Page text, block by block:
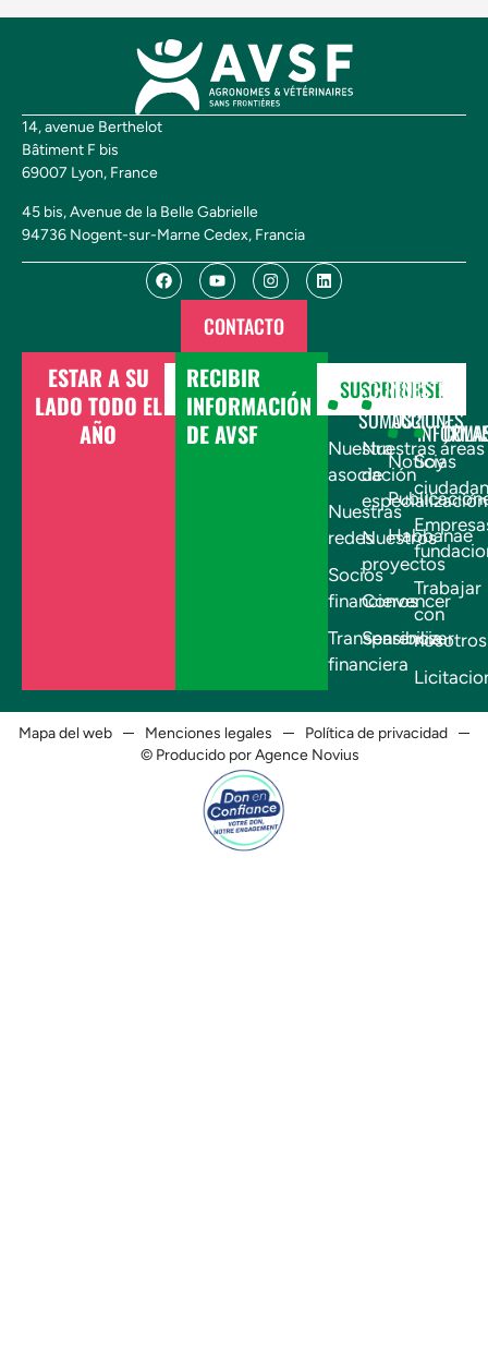
14, avenue Berthelot
Bâtiment F bis
69007 Lyon, France
45 bis, Avenue de la Belle Gabrielle
94736 Nogent-sur-Marne Cedex, Francia
CONTACTO
ESTAR A SU
LADO TODO EL
AÑO
DONAR
RECIBIR
INFORMACIÓN
DE AVSF
SUSCRIBIRSE
¿QUIÉNES
SOMOS?
Nuestra
asociación
Nuestras
redes
Socios
financieros
Transparencia
financiera
NUESTRAS
ACCIONES
Nuestras áreas
de
especialización
Nuestros
proyectos
Convencer
Sensibilizar
Noticias
Habbanae
Soy
Trabajar
con
nosotros
Mapa del web Menciones legales
Política de privacidad
© Producido por Agence Novius